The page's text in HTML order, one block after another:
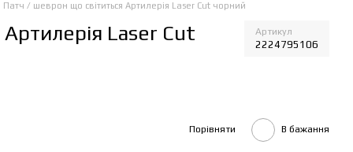
Патч / шеврон що світиться Артилерія Laser Cut чорний
Laser Cut Артикул
2224795106
Порівняти В бажання